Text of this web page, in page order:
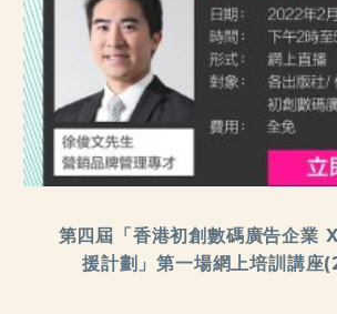
第四屆「香港初創數碼廣告企業
援計劃」第一場網上培訓講座